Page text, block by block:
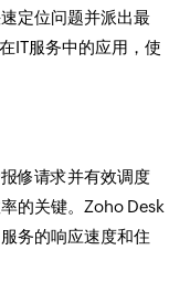
定位问题并派出最
IT服务中的应用，使
修请求并有效调度
的关键。Zoho Desk
务的响应速度和住